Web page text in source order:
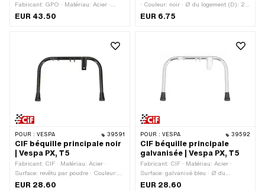
Fabricant: GPO · Matériau: Acier ·
Surface: galvanisé bleu · Surface:
Champ d'application: Outils spéciaux
EUR 43.50
· Couleur: noir · Ø du logement (D): 22
mm · Largeur du pied de support (F):
EUR 6.75
POUR : VESPA 39591
CIF béquille principale noir
| Vespa PX, T5
Fabricant: CIF · Matériau: Acier ·
Surface: revêtu par poudre · Couleur:
noir · Ø du logement (D): 22 mm ·
EUR 28.60
POUR : VESPA 39592
CIF béquille principale
galvanisée | Vespa PX, T5
Fabricant: CIF · Matériau: Acier ·
Surface: galvanisé bleu · Ø du
logement (D): 22 mm · Hauteur totale:
EUR 28.60